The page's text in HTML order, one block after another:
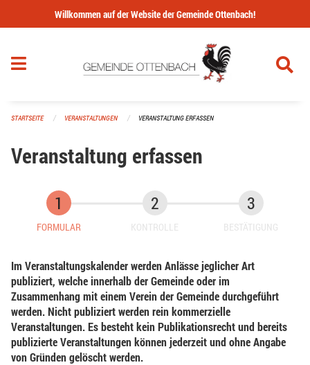
Navigation überspringen
Willkommen auf der Website der Gemeinde Ottenbach!
STARTSEITE VERANSTALTUNGEN VERANSTALTUNG ERFASSEN
Veranstaltung erfassen
FORMULAR KONTROLLE BESTÄTIGUNG
Im Veranstaltungskalender werden Anlässe jeglicher Art
publiziert, welche innerhalb der Gemeinde oder im
Zusammenhang mit einem Verein der Gemeinde durchgeführt
werden. Nicht publiziert werden rein kommerzielle
Veranstaltungen. Es besteht kein Publikationsrecht und bereits
publizierte Veranstaltungen können jederzeit und ohne Angabe
von Gründen gelöscht werden.